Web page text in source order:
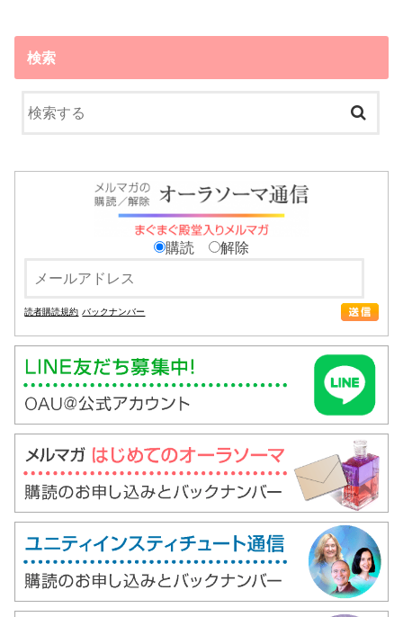
検索
購読 解除
読者購読規約 バックナンバー